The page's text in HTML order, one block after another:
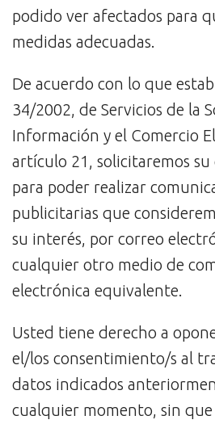
podido ver afectados para
medidas adecuadas.
De acuerdo con lo que
34/2002, de Servicios de la
Información y el Comercio
artículo 21, solicitaremos
para poder realizar
publicitarias que
su interés, por correo
cualquier otro medio de
electrónica equivalente.
Usted tiene derecho a
el/los consentimiento/s al
datos indicados
cualquier momento, sin que